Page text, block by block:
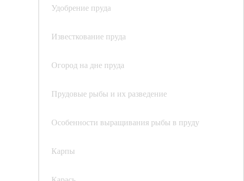
Удобрение пруда
Известкование пруда
Огород на дне пруда
Прудовые рыбы и их разведение
Особенности выращивания рыбы в пруду
Карпы